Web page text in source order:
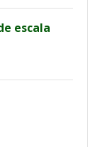
escala